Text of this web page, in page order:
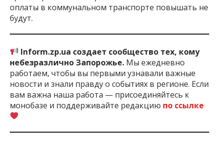
оплаты в коммунальном транспорте повышать не
будут.
Inform.zp.ua создает сообщество тех, кому
небезразлично Запорожье. Мы ежедневно
работаем, чтобы вы первыми узнавали важные
новости и знали правду о событиях в регионе. Если
вам важна наша работа — присоединяйтесь к
монобазе и поддерживайте редакцию по ссылке